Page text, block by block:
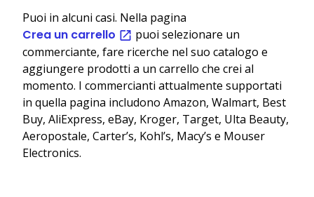
Puoi in alcuni casi. Nella pagina
Crea un carrello
puoi selezionare un
commerciante, fare ricerche nel suo catalogo e
aggiungere prodotti a un carrello che crei al
momento. I commercianti attualmente supportati
in quella pagina includono Amazon, Walmart, Best
Buy, AliExpress, eBay, Kroger, Target, Ulta Beauty,
Aeropostale, Carter’s, Kohl’s, Macy’s e Mouser
Electronics.